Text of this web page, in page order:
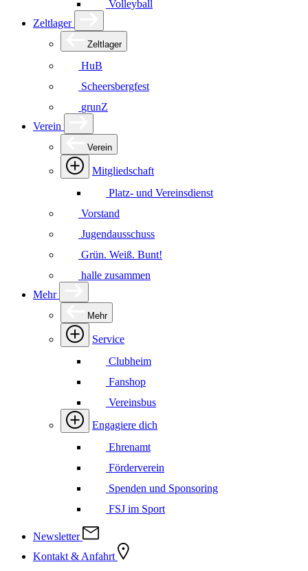
Volleyball
Zeltlager
Zeltlager
HuB
Scheersbergfest
grunZ
Verein
Verein
Mitgliedschaft
Platz- und Vereinsdienst
Vorstand
Jugendausschuss
Grün. Weiß. Bunt!
halle zusammen
Mehr
Mehr
Service
Clubheim
Fanshop
Vereinsbus
Engagiere dich
Ehrenamt
Förderverein
Spenden und Sponsoring
FSJ im Sport
Newsletter
Kontakt & Anfahrt